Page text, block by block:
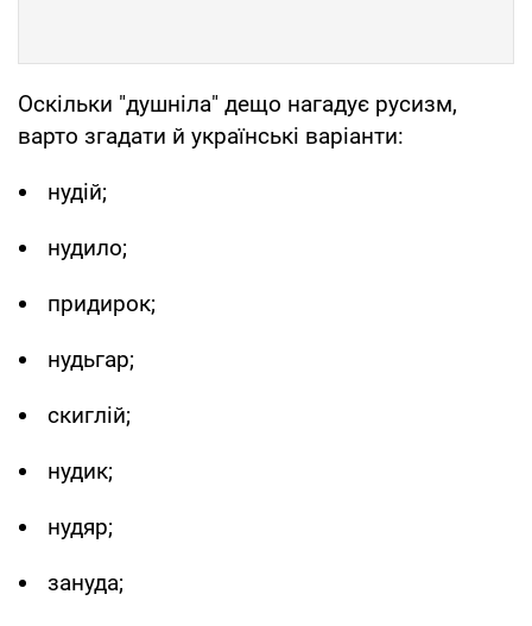
Оскільки "душніла" дещо нагадує русизм,
варто згадати й українські варіанти:
нудій;
нудило;
придирок;
нудьгар;
скиглій;
нудик;
нудяр;
зануда;